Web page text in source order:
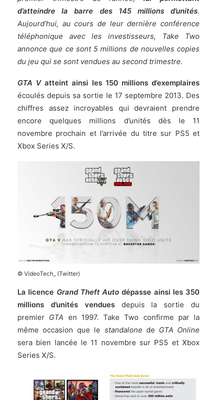
d’atteindre la barre des 145 millions d’unités.
Aujourd’hui, au cours de leur dernière conférence
téléphonique avec les investisseurs, Take Two
annonce que ce sont 5 millions de nouvelles copies
du jeu qui se sont vendues au second trimestre.
GTA Vatteint ainsi les 150 millions d’exemplaires
écoulés depuis sa sortie le 17 septembre 2013. Des
chiffres assez incroyables qui devraient prendre
encore quelques millions d’unités dès le 11
novembre prochain et l’arrivée du titre sur PS5 et
Xbox Series X/S.
© VideoTech_ (Twitter)
La licence Grand Theft Auto dépasse ainsi les 350
millions d’unités venduesdepuis la sortie du
premier GTA en 1997. Take Two confirme par la
même occasion que le standalone de GTA Online
sera bien lancée le 11 novembre sur PS5 et Xbox
Series X/S.